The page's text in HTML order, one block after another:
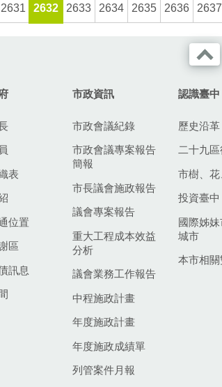
2631 2632 2633 2634 2635 2636 2637
表
位置
區
訊息
市政資訊
市政會議紀錄
市政會議專案報告
簡報
市長議會施政報告
議會專案報告
重大工程成本效益
分析
議會業務工作報告
中程施政計畫
年度施政計畫
年度施政成績單
列管案件月報
認識臺中
歷史沿革
二十九
市樹、
投資臺中
國際姊
城市
本市相